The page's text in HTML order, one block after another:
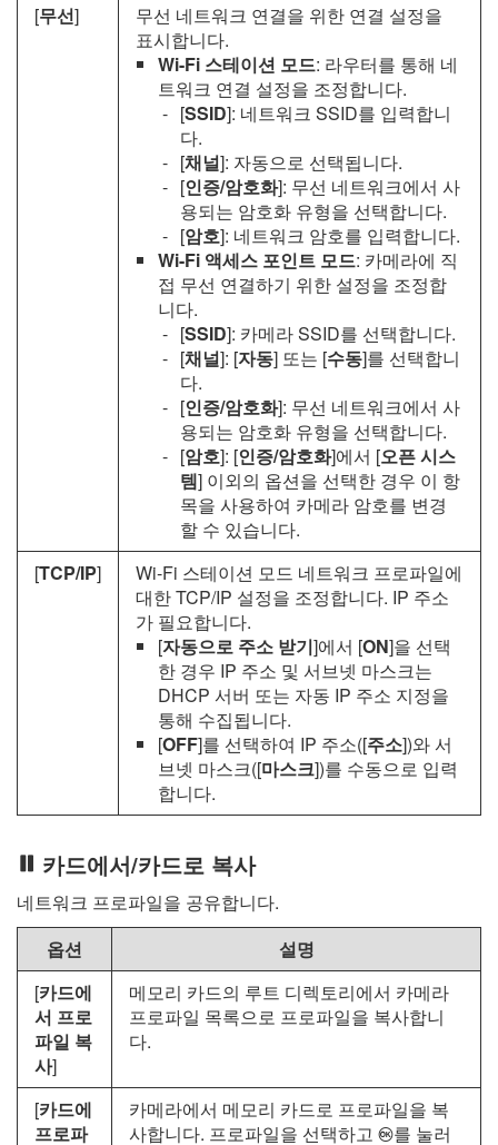
[무선]
무선 네트워크 연결을 위한 연결 설정을
표시합니다.
Wi-Fi 스테이션 모드: 라우터를 통해 네
트워크 연결 설정을 조정합니다.
[SSID]: 네트워크 SSID를 입력합니
다.
[채널]: 자동으로 선택됩니다.
[인증/암호화]: 무선 네트워크에서 사
용되는 암호화 유형을 선택합니다.
[암호]: 네트워크 암호를 입력합니다.
Wi-Fi 액세스 포인트 모드: 카메라에 직
접 무선 연결하기 위한 설정을 조정합
니다.
[SSID]: 카메라 SSID를 선택합니다.
[채널]: [자동] 또는 [수동]를 선택합니
다.
[인증/암호화]: 무선 네트워크에서 사
용되는 암호화 유형을 선택합니다.
[암호]: [인증/암호화]에서 [오픈 시스
템] 이외의 옵션을 선택한 경우 이 항
목을 사용하여 카메라 암호를 변경
할 수 있습니다.
[TCP/IP]
Wi-Fi 스테이션 모드 네트워크 프로파일에
대한 TCP/IP 설정을 조정합니다. IP 주소
가 필요합니다.
[자동으로 주소 받기]에서 [ON]을 선택
한 경우 IP 주소 및 서브넷 마스크는
DHCP 서버 또는 자동 IP 주소 지정을
통해 수집됩니다.
[OFF]를 선택하여 IP 주소([주소])와 서
브넷 마스크([마스크])를 수동으로 입력
합니다.
카드에서/카드로 복사
네트워크 프로파일을 공유합니다.
옵션
설명
[카드에
서 프로
파일 복
사]
메모리 카드의 루트 디렉토리에서 카메라
프로파일 목록으로 프로파일을 복사합니
다.
[카드에
프로파
카메라에서 메모리 카드로 프로파일을 복
사합니다. 프로파일을 선택하고 J를 눌러